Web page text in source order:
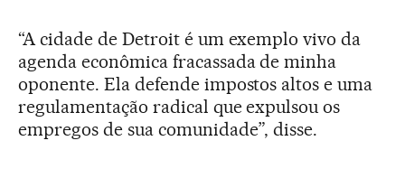
“A cidade de Detroit é um exemplo vivo da
agenda econômica fracassada de minha
oponente. Ela defende impostos altos e uma
regulamentação radical que expulsou os
empregos de sua comunidade”, disse.